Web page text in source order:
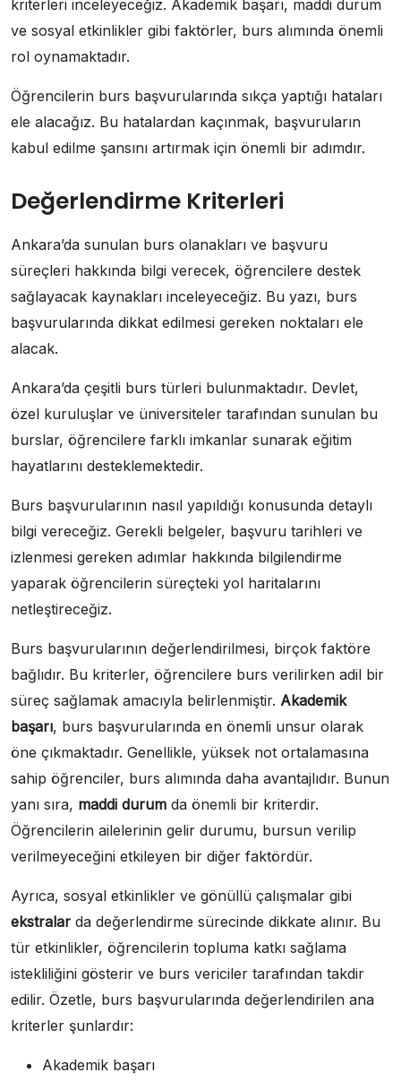
kriterleri inceleyeceğiz. Akademik başarı, maddi durum
ve sosyal etkinlikler gibi faktörler, burs alımında önemli
rol oynamaktadır.
Öğrencilerin burs başvurularında sıkça yaptığı hataları
ele alacağız. Bu hatalardan kaçınmak, başvuruların
kabul edilme şansını artırmak için önemli bir adımdır.
Değerlendirme Kriterleri
Ankara’da sunulan burs olanakları ve başvuru
süreçleri hakkında bilgi verecek, öğrencilere destek
sağlayacak kaynakları inceleyeceğiz. Bu yazı, burs
başvurularında dikkat edilmesi gereken noktaları ele
alacak.
Ankara’da çeşitli burs türleri bulunmaktadır. Devlet,
özel kuruluşlar ve üniversiteler tarafından sunulan bu
burslar, öğrencilere farklı imkanlar sunarak eğitim
hayatlarını desteklemektedir.
Burs başvurularının nasıl yapıldığı konusunda detaylı
bilgi vereceğiz. Gerekli belgeler, başvuru tarihleri ve
izlenmesi gereken adımlar hakkında bilgilendirme
yaparak öğrencilerin süreçteki yol haritalarını
netleştireceğiz.
Burs başvurularının değerlendirilmesi, birçok faktöre
bağlıdır. Bu kriterler, öğrencilere burs verilirken adil bir
süreç sağlamak amacıyla belirlenmiştir. Akademik
başarı, burs başvurularında en önemli unsur olarak
öne çıkmaktadır. Genellikle, yüksek not ortalamasına
sahip öğrenciler, burs alımında daha avantajlıdır. Bunun
yanı sıra, maddi durum da önemli bir kriterdir.
Öğrencilerin ailelerinin gelir durumu, bursun verilip
verilmeyeceğini etkileyen bir diğer faktördür.
Ayrıca, sosyal etkinlikler ve gönüllü çalışmalar gibi
ekstralar da değerlendirme sürecinde dikkate alınır. Bu
tür etkinlikler, öğrencilerin topluma katkı sağlama
istekliliğini gösterir ve burs vericiler tarafından takdir
edilir. Özetle, burs başvurularında değerlendirilen ana
kriterler şunlardır:
Akademik başarı